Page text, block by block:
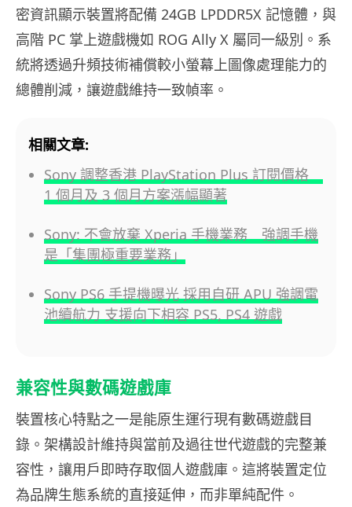
密資訊顯示裝置將配備 24GB LPDDR5X 記憶體，與
高階 PC 掌上遊戲機如 ROG Ally X 屬同一級別。系
統將透過升頻技術補償較小螢幕上圖像處理能力的
總體削減，讓遊戲維持一致幀率。
相關文章:
Sony 調整香港 PlayStation Plus 訂閱價格
1 個月及 3 個月方案漲幅顯著
Sony: 不會放棄 Xperia 手機業務 強調手機
是「集團極重要業務」
Sony PS6 手提機曝光 採用自研 APU 強調電
池續航力 支援向下相容 PS5, PS4 遊戲
兼容性與數碼遊戲庫
裝置核心特點之一是能原生運行現有數碼遊戲目
錄。架構設計維持與當前及過往世代遊戲的完整兼
容性，讓用戶即時存取個人遊戲庫。這將裝置定位
為品牌生態系統的直接延伸，而非單純配件。